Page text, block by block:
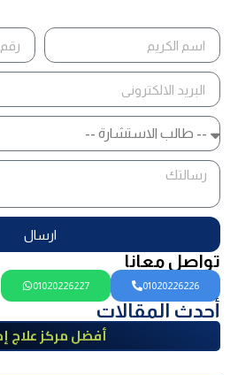
ارسال
تواصل معانا
01020226226
01020226227
أحدث المقالات
أفضل مركز علاج